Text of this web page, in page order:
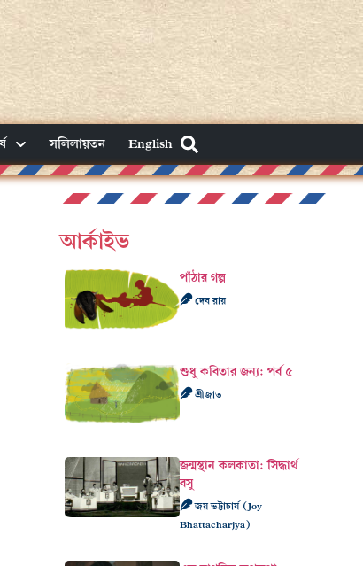
সলিলায়তন English
আর্কাইভ
পাঁঠার গল্প
দেব রায়
শুধু কবিতার জন্য: পর্ব ৫
শ্রীজাত
জন্মস্থান কলকাতা: সিদ্ধার্থ
বসু
জয় ভট্টাচার্য (Joy
Bhattacharjya)